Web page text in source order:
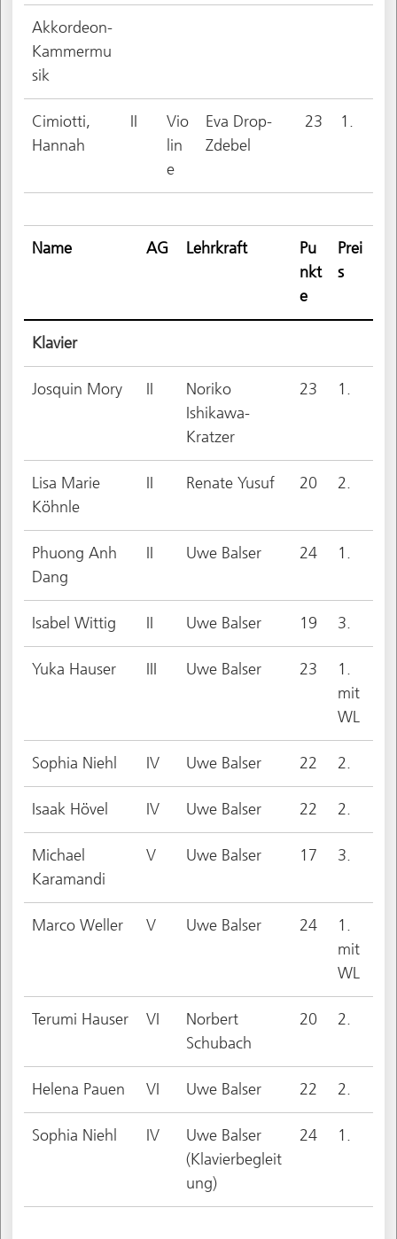
Akkordeon-
Kammermu
sik
Cimiotti,
Hannah
II
Vio
lin
e
Eva Drop-
Zdebel
23 1.
Name AG Lehrkraft
Pu
nkt
e
Prei
s
Klavier
Josquin Mory II
Noriko
Ishikawa-
Kratzer
23 1.
Lisa Marie
Köhnle
II Renate Yusuf 20 2.
Phuong Anh
Dang
II Uwe Balser 24 1.
Isabel Wittig II Uwe Balser 19 3.
Yuka Hauser III Uwe Balser 23
1.
mit
WL
Sophia Niehl IV Uwe Balser 22 2.
Isaak Hövel IV Uwe Balser 22 2.
Michael
Karamandi
V Uwe Balser 17 3.
Marco Weller V Uwe Balser 24
1.
mit
WL
Terumi Hauser VI
Norbert
Schubach
20 2.
Helena Pauen VI Uwe Balser 22 2.
Sophia Niehl IV
Uwe Balser
(Klavierbegleit
ung)
24 1.